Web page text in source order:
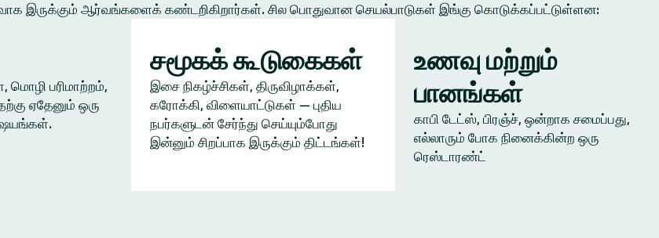
இருக்கும் ஆர்வங்களைக் கண்டறிகிறார்கள். சில பொதுவான செயல்பாடுகள் இங்கு கொடுக்கப்பட்டுள்ளன:
மொழி பரிமாற்றம்,
ஏதேனும் ஒரு
சமூகக் கூடுகைகள்
இசை நிகழ்ச்சிகள், திருவிழாக்கள்,
கரோக்கி, விளையாட்டுகள் — புதிய
நபர்களுடன் சேர்ந்து செய்யும்போது
இன்னும் சிறப்பாக இருக்கும் திட்டங்கள்!
உணவு மற்றும்
பானங்கள்
காபி டேட்ஸ், பிரஞ்ச், ஒன்றாக சமைப்பது,
எல்லாரும் போக நினைக்கின்ற ஒரு
ரெஸ்டாரண்ட்